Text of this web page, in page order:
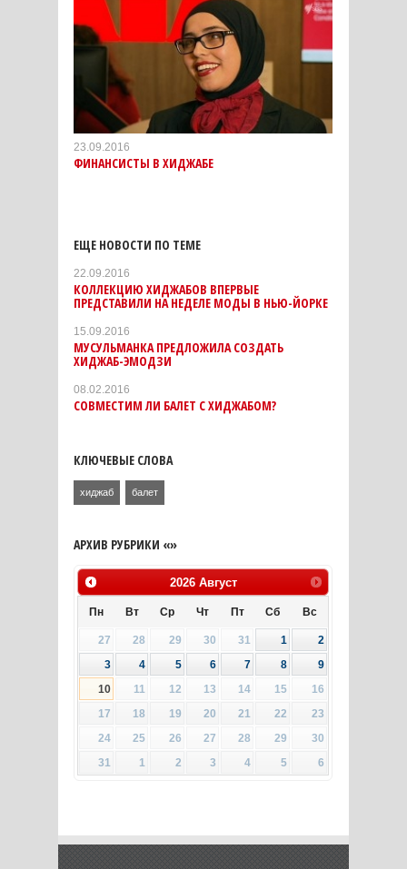
23.09.2016
ФИНАНСИСТЫ В ХИДЖАБЕ
ЕЩЕ НОВОСТИ ПО ТЕМЕ
22.09.2016
КОЛЛЕКЦИЮ ХИДЖАБОВ ВПЕРВЫЕ
ПРЕДСТАВИЛИ НА НЕДЕЛЕ МОДЫ В НЬЮ-ЙОРКЕ
15.09.2016
МУСУЛЬМАНКА ПРЕДЛОЖИЛА СОЗДАТЬ
ХИДЖАБ-ЭМОДЗИ
08.02.2016
СОВМЕСТИМ ЛИ БАЛЕТ С ХИДЖАБОМ?
КЛЮЧЕВЫЕ СЛОВА
хиджаб балет
АРХИВ РУБРИКИ «»
2026 Август
Пн Вт Ср Чт Пт Сб Вс
27 28 29 30 31 1
2
3
4 5 6 7 8
9
10
11 12 13 14 15
16
17
18 19 20 21 22
23
24
25 26 27 28 29
30
31
1 2 3 4 5 6